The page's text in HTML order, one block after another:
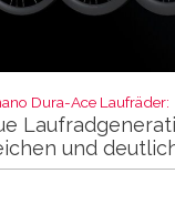
Dura-Ace Laufräder:
und